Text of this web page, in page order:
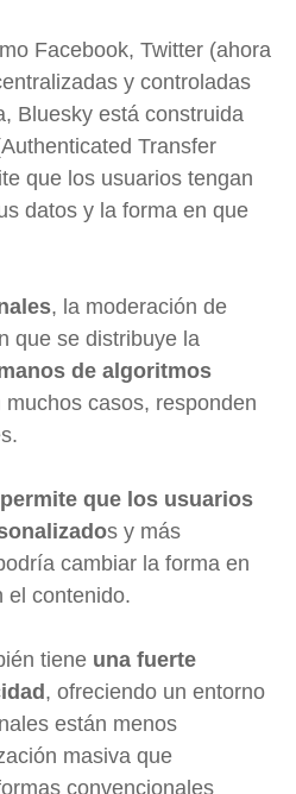
Facebook, Twitter (ahora
y controladas
Bluesky está construida
Transfer
que los usuarios tengan
datos y la forma en que
, la moderación de
que se distribuye la
de algoritmos
muchos casos, responden
permite que los usuarios
s y más
cambiar la forma en
el contenido.
tiene una fuerte
, ofreciendo un entorno
están menos
masiva que
convencionales